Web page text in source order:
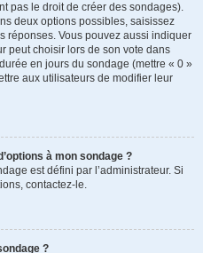
pas le droit de créer des sondages).
deux options possibles, saisissez
réponses. Vous pouvez aussi indiquer
peut choisir lors de son vote dans
en jours du sondage (mettre « 0 »
aux utilisateurs de modifier leur
à mon sondage ?
est défini par l’administrateur. Si
contactez-le.
?